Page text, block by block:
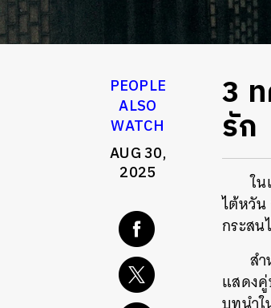
PEOPLE
ALSO
WATCH
AUG 30,
2025
3
รัก
ใ
ไต้หวั
กระสน
ส
แสดง